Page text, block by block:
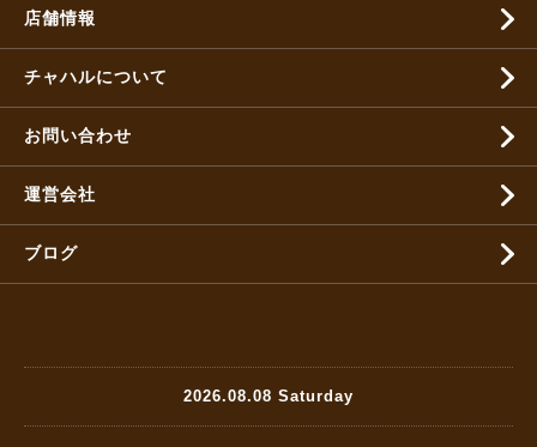
店舗情報
チャハルについて
お問い合わせ
運営会社
ブログ
2026.08.08 Saturday